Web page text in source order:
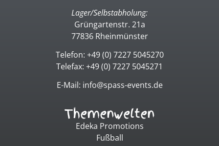
Lager/Selbstabholung:
Grüngartenstr. 21a
77836 Rheinmünster
Telefon: +49 (0) 7227 5045270
Telefax: +49 (0) 7227 5045271
E-Mail: info@spass-events.de
Themenwelten
Edeka Promotions
Fußball